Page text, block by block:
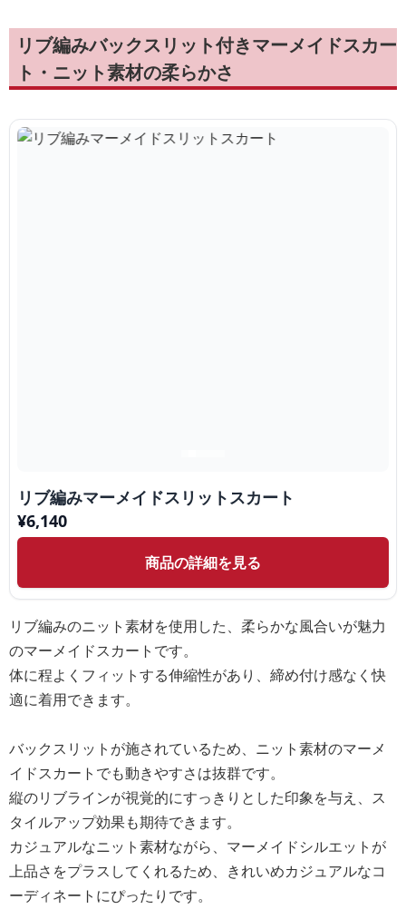
リブ編みバックスリット付きマーメイドスカー
ト・ニット素材の柔らかさ
リブ編みマーメイドスリットスカート
¥6,140
商品の詳細を見る
リブ編みのニット素材を使用した、柔らかな風合いが魅力
のマーメイドスカートです。
体に程よくフィットする伸縮性があり、締め付け感なく快
適に着用できます。
バックスリットが施されているため、ニット素材のマーメ
イドスカートでも動きやすさは抜群です。
縦のリブラインが視覚的にすっきりとした印象を与え、ス
タイルアップ効果も期待できます。
カジュアルなニット素材ながら、マーメイドシルエットが
上品さをプラスしてくれるため、きれいめカジュアルなコ
ーディネートにぴったりです。